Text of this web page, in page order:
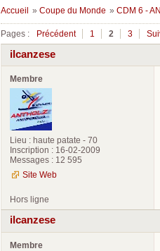
Accueil » Coupe du Monde » CDM 6 -
Pages : Précédent 1 2 3
ilcanzese
Membre
Lieu : haute patate - 70
Inscription : 16-02-2009
Messages : 12 595
Site Web
Hors ligne
ilcanzese
Membre